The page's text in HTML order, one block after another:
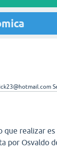
que realizar es
por Osvaldo